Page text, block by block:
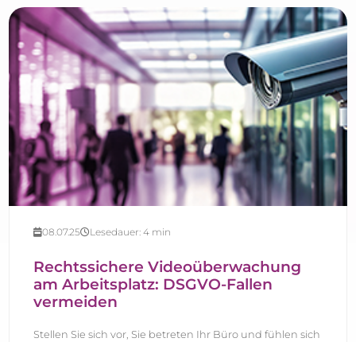
08.07.25 Lesedauer: 4 min
Rechtssichere Videoüberwachung
am Arbeitsplatz: DSGVO-Fallen
vermeiden
Stellen Sie sich vor, Sie betreten Ihr Büro und fühlen sich